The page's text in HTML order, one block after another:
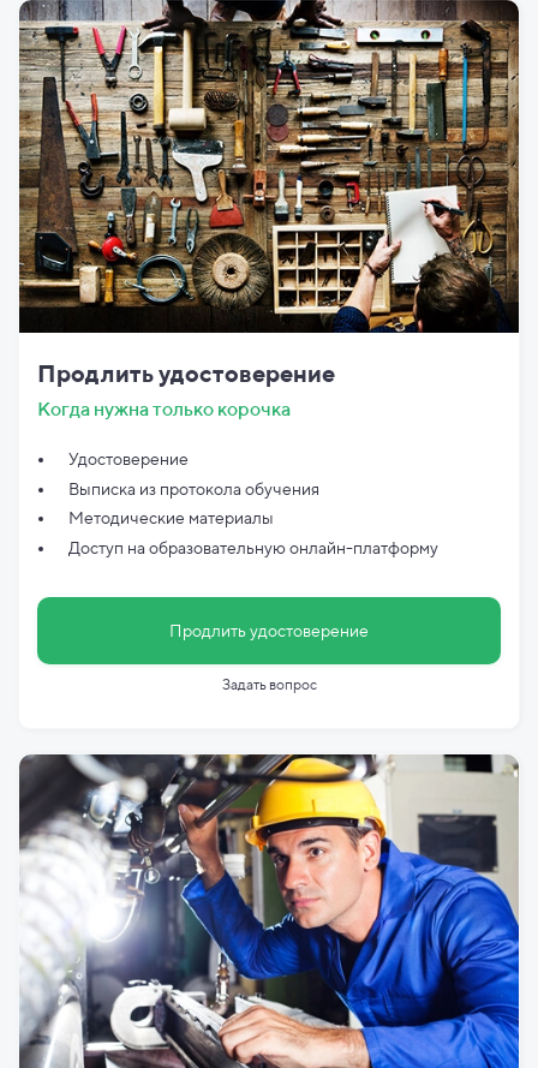
Продлить удостоверение
Когда нужна только корочка
Удостоверение
Выписка из протокола обучения
Методические материалы
Доступ на образовательную онлайн-платформу
Продлить удостоверение
Задать вопрос